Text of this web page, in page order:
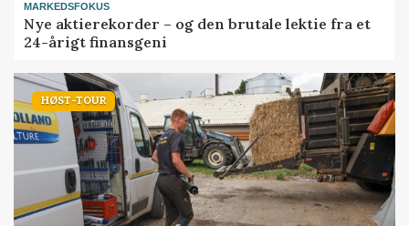
MARKEDSFOKUS
Nye aktierekorder – og den brutale lektie fra et
24-årigt finansgeni
HØST-TOUR